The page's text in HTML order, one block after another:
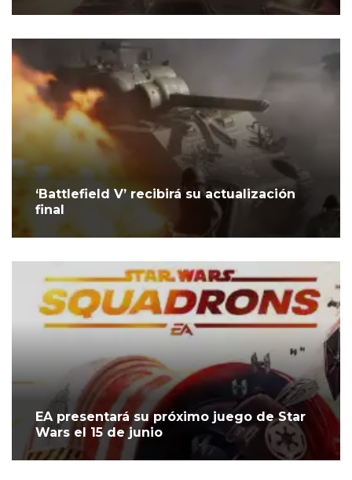
‘Battlefield V’ recibirá su actualización
final
EA presentará su próximo juego de Star
Wars el 15 de junio